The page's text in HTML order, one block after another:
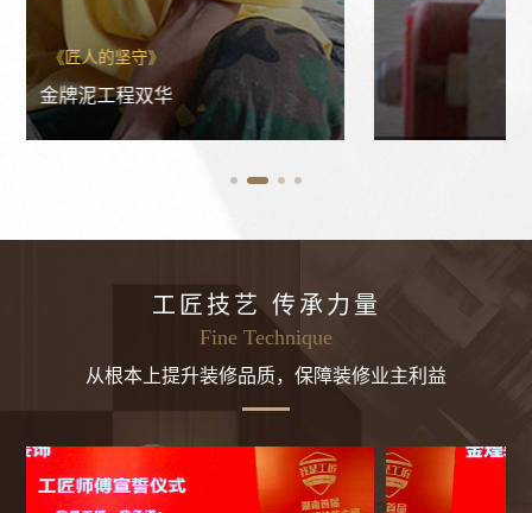
《我是工匠》
泥工代表张新召
工匠技艺 传承力量
Fine Technique
从根本上提升装修品质，保障装修业主利益